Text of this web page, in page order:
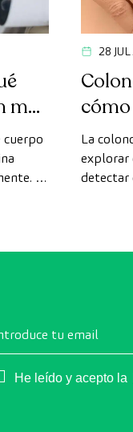
cuerpo
A
28
La
explorar
detectar
tu email
He leído y acepto la